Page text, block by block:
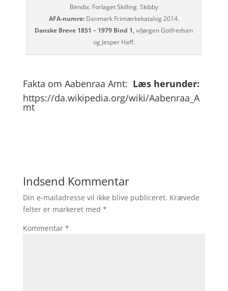
Bendix. Forlaget Skilling. Skibby
AFA-numre:Danmark Frimærkekatalog 2014.
Danske Breve 1851 – 1979 Bind 1,v/Jørgen Gotfredsen
og Jesper Haff.
Fakta om Aabenraa Amt: Læs herunder:
https://da.wikipedia.org/wiki/Aabenraa_A
mt
Indsend Kommentar
Din e-mailadresse vil ikke blive publiceret. Krævede
felter er markeret med *
Kommentar *